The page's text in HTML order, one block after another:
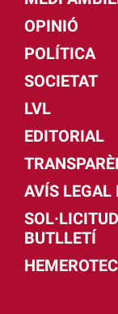
OPINIÓ
POLÍTICA
SOCIETAT
LVL
EDITORIAL
AVÍS LEGAL
BUTLLETÍ